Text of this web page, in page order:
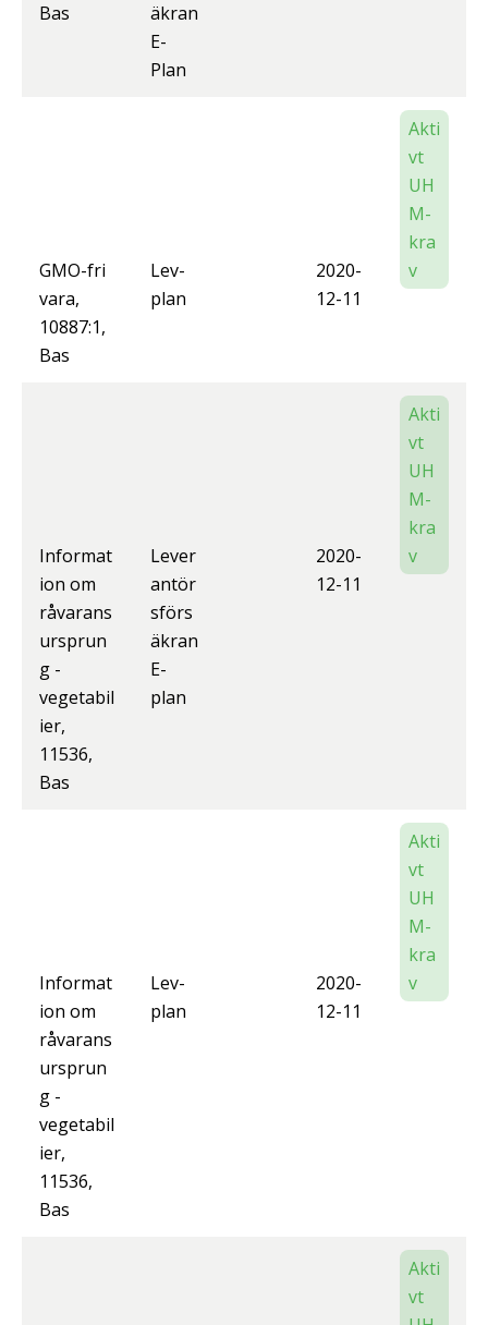
Bas
äkran
E-
Plan
GMO-fri
vara,
10887:1,
Bas
Lev-
plan
2020-
12-11
Akti
vt
UH
M-
kra
v
Informat
ion om
råvarans
ursprun
g -
vegetabil
ier,
11536,
Bas
Lever
antör
sförs
äkran
E-
plan
2020-
12-11
Akti
vt
UH
M-
kra
v
Informat
ion om
råvarans
ursprun
g -
vegetabil
ier,
11536,
Bas
Lev-
plan
2020-
12-11
Akti
vt
UH
M-
kra
v
Akti
vt